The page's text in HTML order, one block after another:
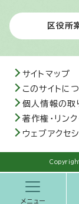
メニュー
区役所
サイトマップ
このサイトに
個人情報の取
著作権・リン
ウェブアクセ